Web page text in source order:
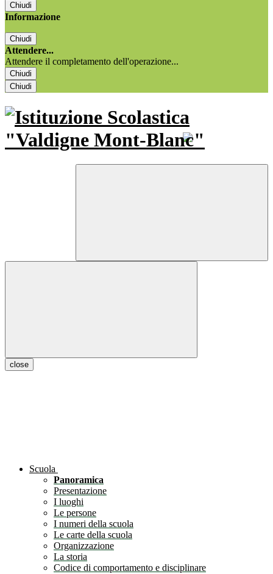
Chiudi
Informazione
Chiudi
Attendere...
Attendere il completamento dell'operazione...
Chiudi
Chiudi
close
Scuola
Panoramica
Presentazione
I luoghi
Le persone
I numeri della scuola
Le carte della scuola
Organizzazione
La storia
Codice di comportamento e disciplinare